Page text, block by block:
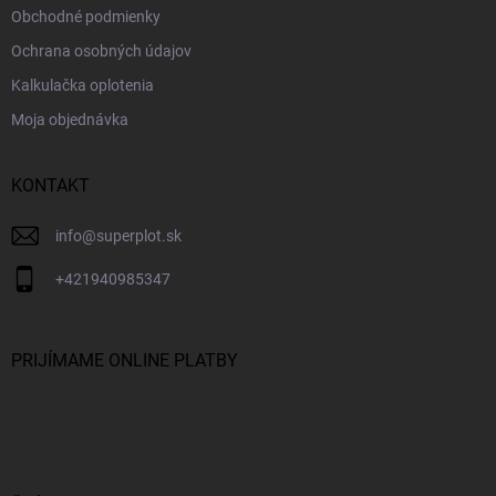
Obchodné podmienky
Ochrana osobných údajov
Kalkulačka oplotenia
Moja objednávka
KONTAKT
info@superplot.sk
+421940985347
PRIJÍMAME ONLINE PLATBY